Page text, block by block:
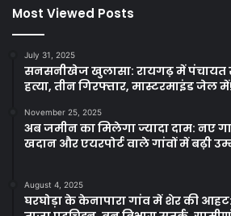
Most Viewed Posts
July 31, 2025
सनसनीखेज खुलासा: रायगढ़ में पंचायत
हत्या, तीन गिरफ्तार, मास्टरमाइंड जेल
November 25, 2025
अब जमीन का मिलेगा ज्यादा दाम: नए
खदान और एयरपोर्ट वाले गांवों में बढ़ी
August 4, 2025
घरघोड़ा के केनापारा गांव में शेर की